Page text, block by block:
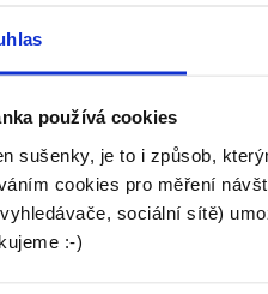
používá cookies
sušenky, je to i způsob,
cookies pro měření
sociální sítě)
:-)